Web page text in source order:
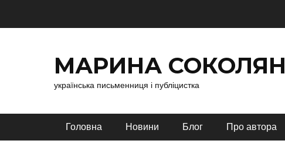
МАРИНА СОКОЛЯН
українська письменниця і публіцистка
Головне меню
Головна Новини Блог Про автора